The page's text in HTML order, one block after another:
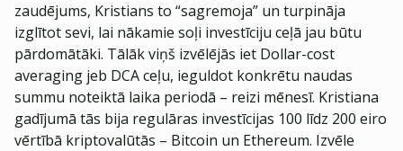
zaudējums, Kristians to “sagremoja” un turpināja
izglītot sevi, lai nākamie soļi investīciju ceļā jau būtu
pārdomātāki. Tālāk viņš izvēlējās iet Dollar-cost
averaging jeb DCA ceļu, ieguldot konkrētu naudas
summu noteiktā laika periodā – reizi mēnesī. Kristiana
gadījumā tās bija regulāras investīcijas 100 līdz 200 eiro
vērtībā kriptovalūtās – Bitcoin un Ethereum. Izvēle